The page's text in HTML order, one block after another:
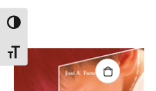
Alternar alto contraste
Alternar tamaño de letra